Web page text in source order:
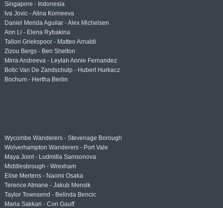
Singapore - Indonesia
Iva Jovic - Alina Korneeva
Daniel Merida Aguilar - Alex Michelsen
Ann Li - Elena Rybakina
Tallon Griekspoor - Matteo Arnaldi
Zizou Bergs - Ben Shelton
Mirra Andreeva - Leylah Annie Fernandez
Botic Van De Zandschulp - Hubert Hurkacz
Bochum - Hertha Berlin
Wycombe Wanderers - Stevenage Borough
Wolverhampton Wanderers - Port Vale
Maya Joint - Ludmilla Samsonova
Middlesbrough - Wrexham
Elise Mertens - Naomi Osaka
Terence Atmane - Jakub Mensik
Taylor Townsend - Belinda Bencic
Maria Sakkari - Cori Gauff